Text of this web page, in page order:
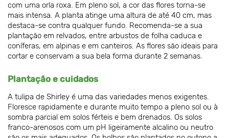
com uma orla roxa. Em pleno sol, a cor das flores torna-se
mais intensa. A planta atinge uma altura de até 40 cm, mas
destaca-se contra qualquer fundo. Recomenda-se a sua
plantação em relvados, entre arbustos de folha caduca e
coníferas, em alpinas e em canteiros. As flores são ideais para
cortar e conservam a sua bela forma durante 2 semanas.
Plantação e cuidados
A tulipa de Shirley é uma das variedades menos exigentes.
Floresce rapidamente e durante muito tempo a pleno sol ou à
sombra parcial em solos férteis e bem drenados. Os solos
franco-arenosos com um pH ligeiramente alcalino ou neutro